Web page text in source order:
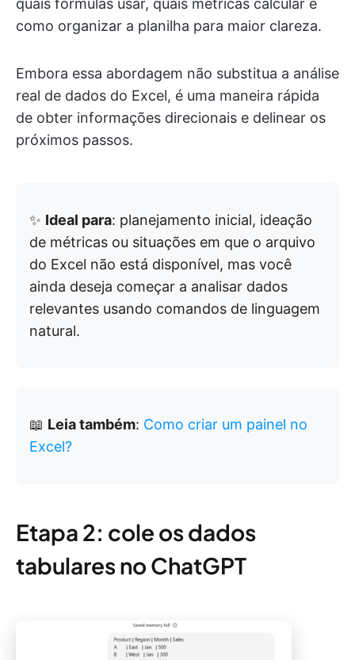
quais fórmulas usar, quais métricas calcular e
como organizar a planilha para maior clareza.
Embora essa abordagem não substitua a análise
real de dados do Excel, é uma maneira rápida
de obter informações direcionais e delinear os
próximos passos.
✨ Ideal para: planejamento inicial, ideação
de métricas ou situações em que o arquivo
do Excel não está disponível, mas você
ainda deseja começar a analisar dados
relevantes usando comandos de linguagem
natural.
📖 Leia também: Como criar um painel no
Excel?
Etapa 2: cole os dados
tabulares no ChatGPT